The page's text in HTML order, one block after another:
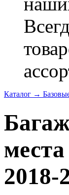
Каталог →
2018-